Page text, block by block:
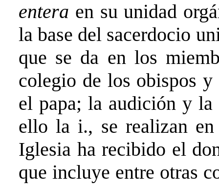
entera en su unidad
la base del sacerdocio
que se da en los
colegio de los obispos
el papa; la audición y la
ello la i., se realizan
Iglesia ha recibido el
que incluye entre otras